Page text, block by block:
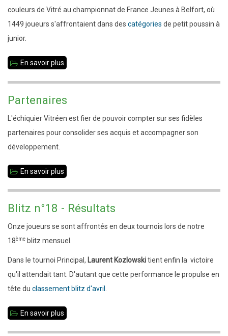
mai
2017
Palmarès
couleurs de Vitré au championnat de France Jeunes à Belfort, où
1449 joueurs s'affrontaient dans des catégories de petit poussin à
junior.
En savoir plus
France
-
Bilan
Partenaires
L'échiquier Vitréen est fier de pouvoir compter sur ses fidèles
partenaires pour consolider ses acquis et accompagner son
développement.
En savoir plus
Blitz n°18 - Résultats
Onze joueurs se sont affrontés en deux tournois lors de notre
18ème blitz mensuel.
Dans le tournoi Principal, Laurent Kozlowskitient enfin la victoire
qu'il attendait tant. D'autant que cette performance le propulse en
tête du classement blitz d'avril
En savoir plus